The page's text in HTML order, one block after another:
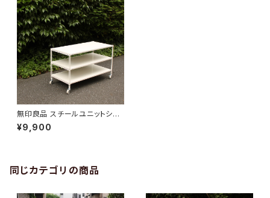
無印良品 スチールユニットシェ
ルフ ワイドミニ
¥9,900
同じカテゴリの商品